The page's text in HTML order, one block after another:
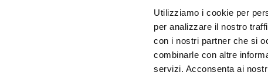
Utilizziamo i cookie per
per analizzare il nostro
con i nostri partner che si
combinarle con altre
servizi. Acconsenta ai